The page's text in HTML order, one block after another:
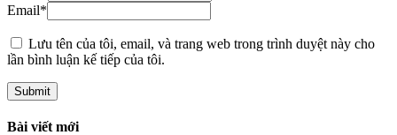
Email*
Lưu tên của tôi, email, và trang web trong trình duyệt này cho
lần bình luận kế tiếp của tôi.
Bài viết mới